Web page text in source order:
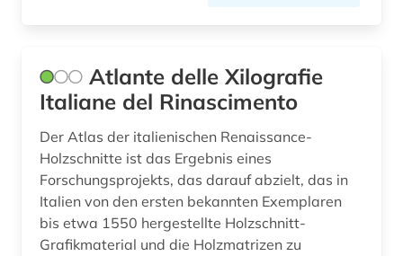
Atlante delle Xilografie
Italiane del Rinascimento
Der Atlas der italienischen Renaissance-
Holzschnitte ist das Ergebnis eines
Forschungsprojekts, das darauf abzielt, das in
Italien von den ersten bekannten Exemplaren
bis etwa 1550 hergestellte Holzschnitt-
Grafikmaterial und die Holzmatrizen zu